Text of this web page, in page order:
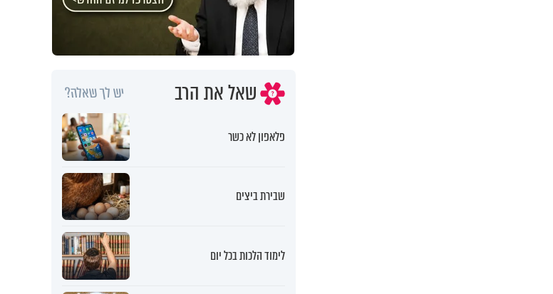
שאל את הרב יש לך שאלה?
פלאפון לא כשר
שבירת ביצים
לימוד הלכות בכל יום